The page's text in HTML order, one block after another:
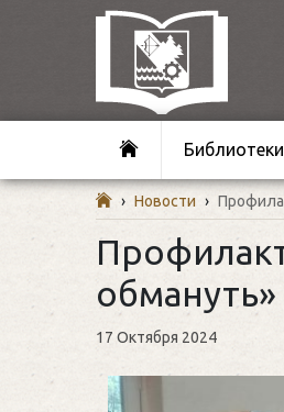
Библиотеки
› Новости ›
обмануть»
17 Октября 2024